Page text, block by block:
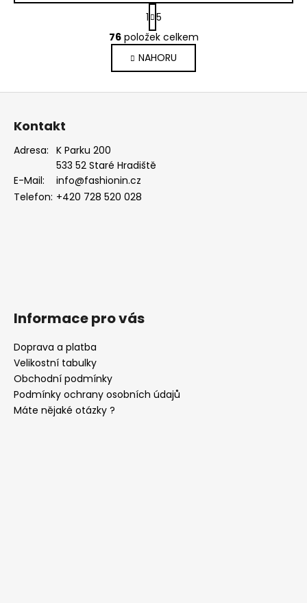
O
v
l
á
d
r
S
t
r
á
n
k
o
1 5
76položek celkem
NAHORU
Kontakt
Adresa: K Parku 200
533 52 Staré Hradiště
E-Mail:
info@fashionin.cz
Telefon: +420 728 520 028
Informace pro vás
Doprava a platba
Velikostní tabulky
Obchodní podmínky
Podmínky ochrany osobních údajů
Máte nějaké otázky ?